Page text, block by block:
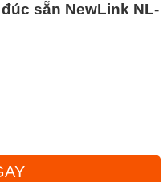
sẵn NewLink NL-